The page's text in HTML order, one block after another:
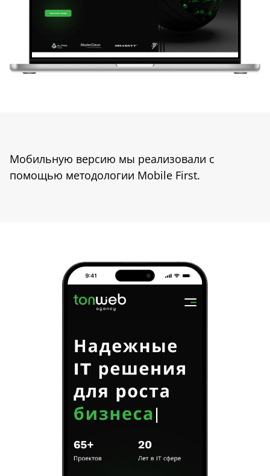
Мобильную версию мы реализовали с
помощью методологии Mobile First.